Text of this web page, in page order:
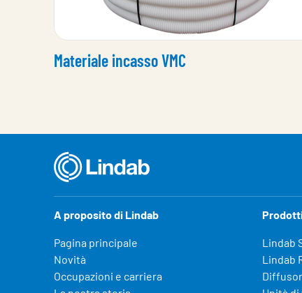
Materiale incasso VMC
A proposito di Lindab
Pagina principale
Novità
Occupazioni e carriera
Lindab
Lindab